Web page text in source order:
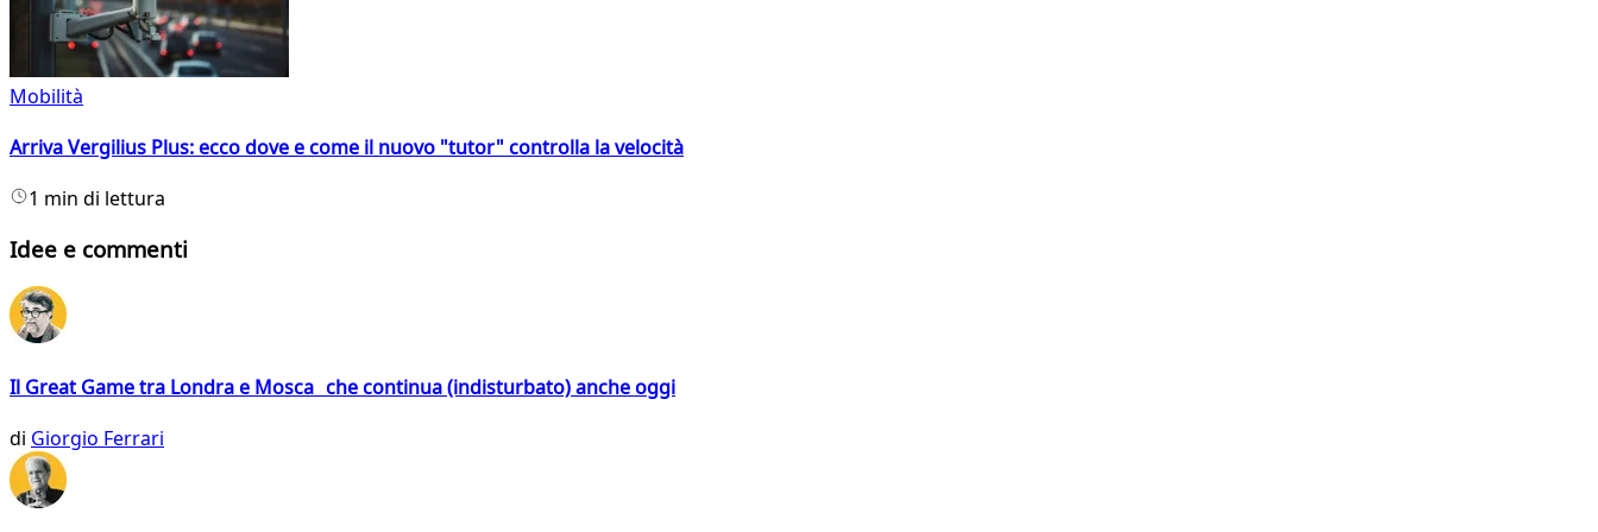
Mobilità
Arriva Vergilius Plus: ecco dove e come il nuovo "tutor" controlla la velocità
1 min di lettura
Idee e commenti
Il Great Game tra Londra e Mosca che continua (indisturbato) anche oggi
di Giorgio Ferrari